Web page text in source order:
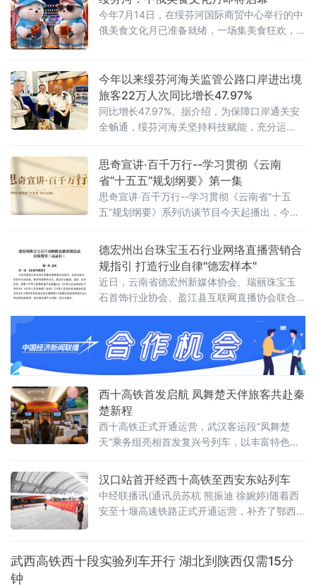
今年7月14日，在绥芬河国际商贸中心举行的中
俄美食文化月已准备就绪，一场集美食狂欢，
让市民、游客、俄罗斯友人一站式吃遍中俄，
畅玩遛娃、选购好物。
今年以来绥芬河海关监管公路口岸进出境
旅客22万人次同比增长47.97%
同比增长47.97%。据介绍，为保障口岸通关安
全畅通，绥芬河海关坚持科技赋能，充分运
速锁定高风险行李物品，结合人工开
思奇宣讲·百千万行--学习贯彻《云南
省“十五五”规划纲要》第一集
思奇宣讲·百千万行--学习贯彻《云南省“十五
五”规划纲要》系列访谈节目今天起播出，今天
德宏州出台珠宝玉石行业网络直播营销合
规指引 打造行业自律"德宏样本"
近日，云南省德宏州新媒体协会、瑞丽珠宝玉
石首饰行业协会、盈江县互联网直播协会联合
合规指引（试运行）》。这是云南省内首个针
对珠宝玉石直播行业的系统性自律规范，标志
着德宏珠宝玉石产业在规范化、法治化道路上
迈出重要一步。
西十高铁首发启航 凤舞楚天伴旅客共赴秦
楚新程
西十高铁正式开通运营，武汉客运段“凤舞楚
天”乘务组亮相首发复兴号列车，以丰富特色文
满含荆楚风韵的专属首发之旅。
汉口站首开经西十高铁至西安东站列车
中经联播讯(通讯员苏杭 熊振迪 徐婉婷)随着西
安至十堰高速铁路正式开通运营，补齐了鄂西
东站的G3967次列车正点发车，列车途经襄阳
武西高铁西十段实验列车开行 湖北到陕西仅需15分
钟